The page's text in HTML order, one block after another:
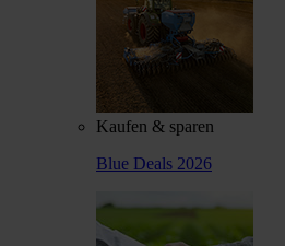
Kaufen & sparen
Blue Deals 2026